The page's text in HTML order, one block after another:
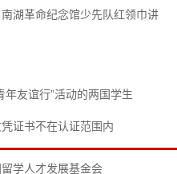
湖革命纪念馆少先队红领巾讲
年友谊行”活动的两国学生
证书不在认证范围内
学人才发展基金会